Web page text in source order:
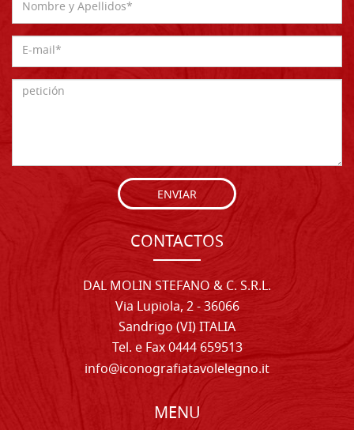
ENVIAR
CONTACTOS
DAL MOLIN STEFANO & C. S.R.L.
Via Lupiola, 2 - 36066
Sandrigo (VI) ITALIA
Tel. e Fax 0444 659513
info@iconografiatavolelegno.it
MENU